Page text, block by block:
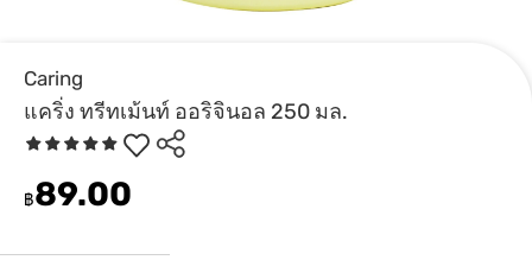
Caring
แคริ่ง ทรีทเม้นท์ ออริจินอล 250 มล.
฿89.00